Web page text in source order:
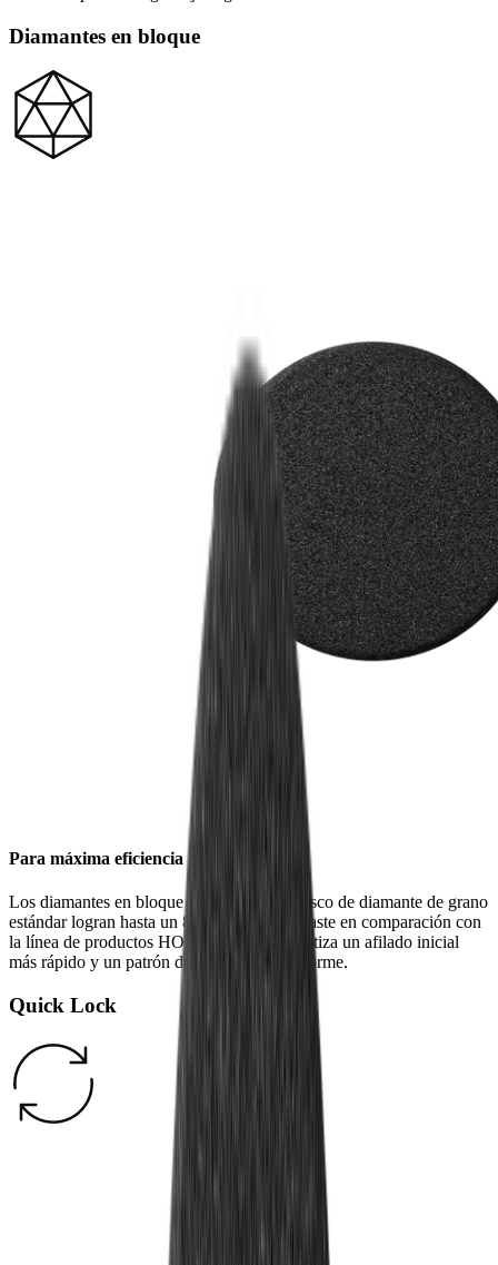
Diamantes en bloque
Para máxima eficiencia
Los diamantes en bloque utilizados en el disco de diamante de grano
estándar logran hasta un 80 % más de desbaste en comparación con
la línea de productos HORL®2. Esto garantiza un afilado inicial
más rápido y un patrón de afilado más uniforme.
Quick Lock